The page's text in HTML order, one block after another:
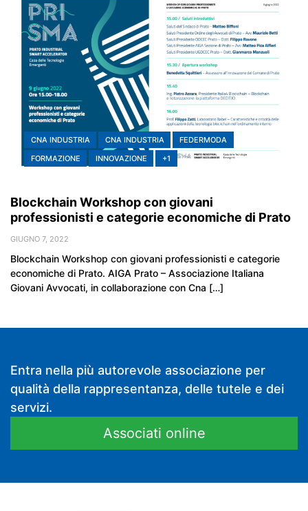
CNA INDUSTRIA CNA INDUSTRIA
FEDERMODA
FORMAZIONE
INNOVAZIONE +1
Blockchain Workshop con giovani
professionisti e categorie economiche di Prato
GIUGNO 7, 2022
Blockchain Workshop con giovani professionisti e categorie
economiche di Prato. AIGA Prato – Associazione Italiana
Giovani Avvocati, in collaborazione con Cna […]
Entra nella più autorevole associazione per
qualità della rappresentanza, delle tutele e dei
servizi.
Associati online